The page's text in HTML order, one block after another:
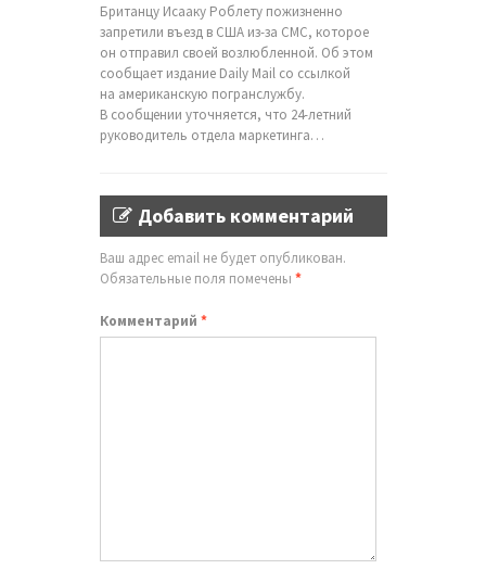
Британцу Исааку Роблету пожизненно
запретили въезд в США из-за СМС, которое
он отправил своей возлюбленной. Об этом
сообщает издание Daily Mail со ссылкой
на американскую погранслужбу.
В сообщении уточняется, что 24-летний
руководитель отдела маркетинга…
Добавить комментарий
Ваш адрес email не будет опубликован.
Обязательные поля помечены *
Комментарий *